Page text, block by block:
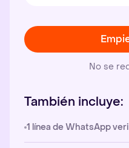
No se
También incluye:
1 línea de WhatsApp